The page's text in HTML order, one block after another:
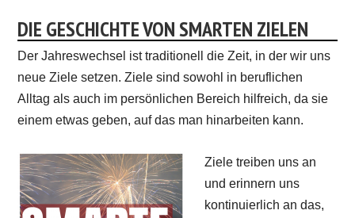
DIE GESCHICHTE VON SMARTEN ZIELEN
Der Jahreswechsel ist traditionell die Zeit, in der wir uns
neue Ziele setzen. Ziele sind sowohl in beruflichen
Alltag als auch im persönlichen Bereich hilfreich, da sie
einem etwas geben, auf das man hinarbeiten kann.
Ziele treiben uns an
und erinnern uns
kontinuierlich an das,